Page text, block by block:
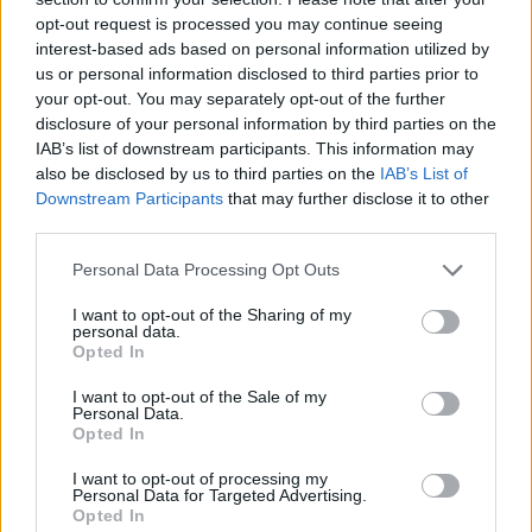
opt-out request is processed you may continue seeing
interest-based ads based on personal information utilized by
us or personal information disclosed to third parties prior to
your opt-out. You may separately opt-out of the further
disclosure of your personal information by third parties on the
IAB’s list of downstream participants. This information may
also be disclosed by us to third parties on the IAB’s List of
Downstream Participants that may further disclose it to other
Personal Data Processing Opt Outs
I want to opt-out of the Sharing of my
personal data.
Opted In
I want to opt-out of the Sale of my
Personal Data.
Opted In
I want to opt-out of processing my
Personal Data for Targeted Advertising.
Opted In
Bàsquet
abril 19, 2026
DEIXA UNA RESPOSTA
Comentari: